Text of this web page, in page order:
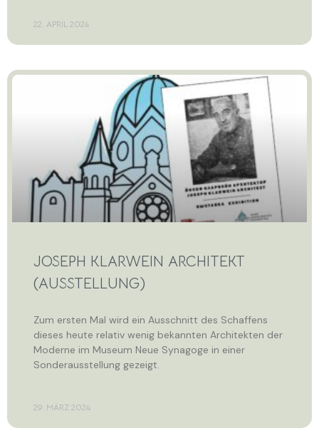
22. APRIL 2024
JOSEPH KLARWEIN ARCHITEKT
(AUSSTELLUNG)
Zum ersten Mal wird ein Ausschnitt des Schaffens
dieses heute relativ wenig bekannten Architekten der
Moderne im Museum Neue Synagoge in einer
Sonderausstellung gezeigt.
29. MÄRZ 2024